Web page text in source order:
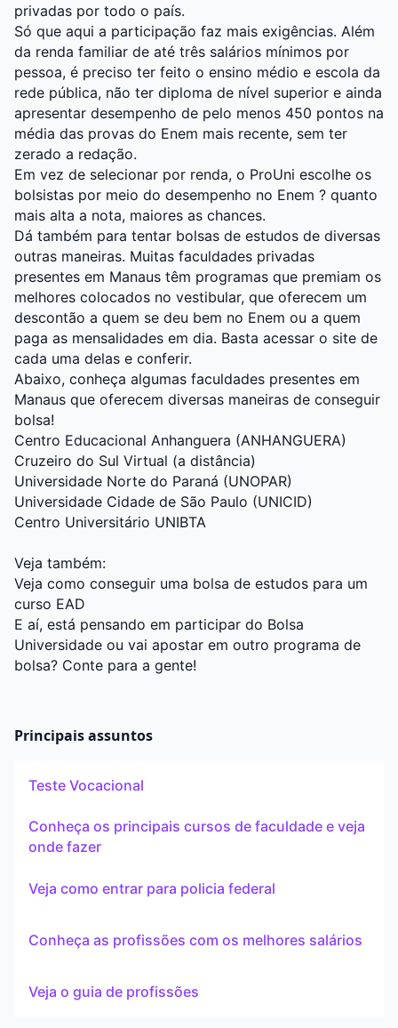
privadas por todo o país.
Só que aqui a participação faz mais exigências. Além
da renda familiar de até três salários mínimos por
pessoa, é preciso ter feito o ensino médio e escola da
rede pública, não ter diploma de nível superior e ainda
apresentar desempenho de pelo menos 450 pontos na
média das provas do Enem mais recente, sem ter
zerado a redação.
Em vez de selecionar por renda, o ProUni escolhe os
bolsistas por meio do desempenho no Enem ? quanto
mais alta a nota, maiores as chances.
Dá também para tentar bolsas de estudos de diversas
outras maneiras. Muitas faculdades privadas
presentes em Manaus têm programas que premiam os
melhores colocados no vestibular, que oferecem um
descontão a quem se deu bem no Enem ou a quem
paga as mensalidades em dia. Basta acessar o site de
cada uma delas e conferir.
Abaixo, conheça algumas faculdades presentes em
Manaus que oferecem diversas maneiras de conseguir
bolsa!
Centro Educacional Anhanguera (ANHANGUERA)
Cruzeiro do Sul Virtual (a distância)
Universidade Norte do Paraná (UNOPAR)
Universidade Cidade de São Paulo (UNICID)
Centro Universitário UNIBTA
Veja também:
Veja como conseguir uma bolsa de estudos para um
curso EAD
E aí, está pensando em participar do Bolsa
Universidade ou vai apostar em outro programa de
bolsa? Conte para a gente!
Principais assuntos
Teste Vocacional
Conheça os principais cursos de faculdade e veja
onde fazer
Veja como entrar para policia federal
Conheça as profissões com os melhores salários
Veja o guia de profissões